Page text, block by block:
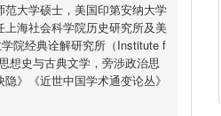
大学硕士，美国印第安纳大学
海社会科学院历史研究所及美
院经典诠解研究所（Institute f
想史与古典文学，旁涉政治思
》《近世中国学术通变论丛》